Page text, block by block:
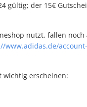
gültig; der 15€
nutzt, fallen noch
www.adidas.de/
wichtig erscheinen: